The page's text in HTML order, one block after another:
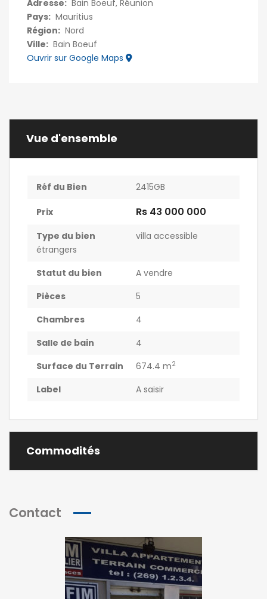
Adresse: Bain Boeuf, Réunion
Pays: Mauritius
Région: Nord
Ville: Bain Boeuf
Ouvrir sur Google Maps
Vue d'ensemble
Réf du Bien 2415GB
Prix Rs 43 000 000
Type du bien
villa accessible
étrangers
Statut du bien
A vendre
Pièces
5
Chambres
4
Salle de bain
4
Surface du Terrain
674.4 m2
Label A saisir
Commodités
Contact